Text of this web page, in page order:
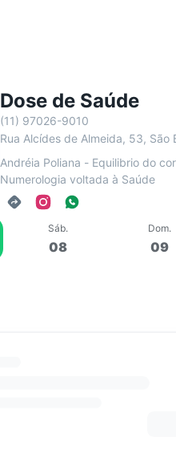
Dose de Saúde
(11) 97026-9010
Rua Alcídes de Almeida, 53,
Andréia Poliana - Equilibrio do corpo e emoções. Pilates, Reeducação Postural, Psicanálise, Terapia Floral,
Numerologia voltada à Saúde
Sáb.
08
Dom.
09